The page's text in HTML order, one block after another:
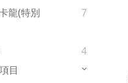
龍(特別
7
4
目